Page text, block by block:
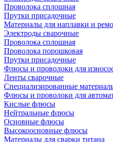
Проволока сплошная
Прутки присадочные
Материалы для наплавки и
Электроды сварочные
Проволока сплошная
Проволока порошковая
Прутки присадочные
Флюсы и проволоки для
Ленты сварочные
Специализированные
Флюсы и проволоки для
Кислые флюсы
Нейтральные флюсы
Основные флюсы
Высокоосновные флюсы
Материалы для сварки титана